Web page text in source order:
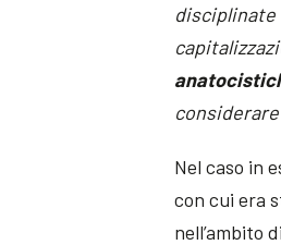
disciplinate
Nel caso in
con cui era
nell’ambito